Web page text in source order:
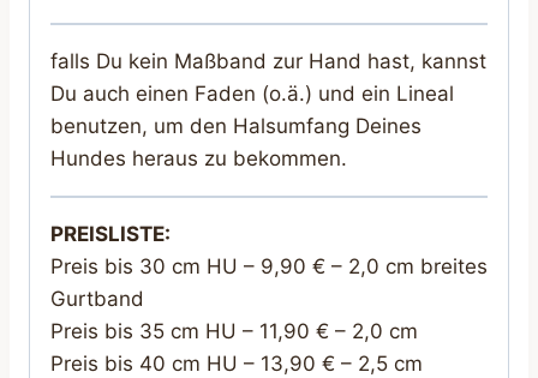
falls Du kein Maßband zur Hand hast, kannst
Du auch einen Faden (o.ä.) und ein Lineal
benutzen, um den Halsumfang Deines
Hundes heraus zu bekommen.
PREISLISTE:
Preis bis 30 cm HU – 9,90 € – 2,0 cm breites
Gurtband
Preis bis 35 cm HU – 11,90 € – 2,0 cm
Preis bis 40 cm HU – 13,90 € – 2,5 cm